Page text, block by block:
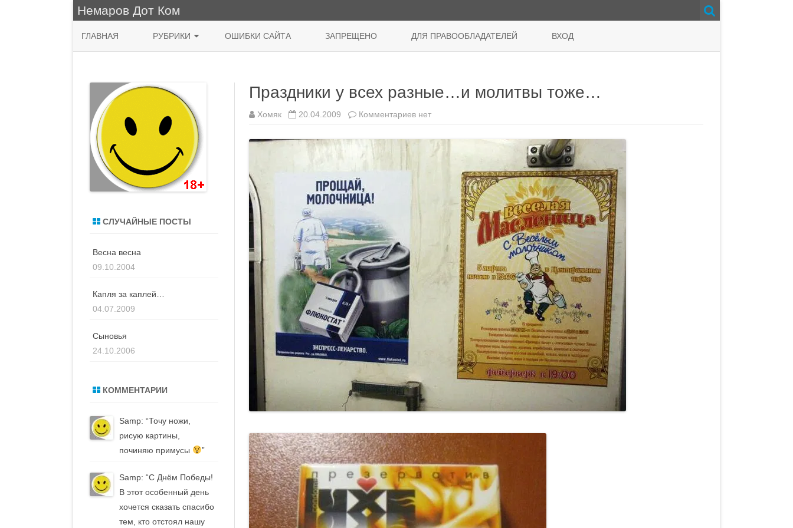
Немаров Дот Ком
содержимому
ГЛАВНАЯ РУБРИКИ
КУХНЯ
ПРИРОДА
ЖИВОПИСЬ
СИСАДМИН
ОШИБКИ САЙТА ЗАПРЕЩЕНО ДЛЯ ПРАВООБЛАДАТЕЛЕЙ ВХОД
Праздники у всех разные…и молитвы тоже…
Хомяк 20.04.2009 Комментариевк
у
разные…
нет
СЛУЧАЙНЫЕ ПОСТЫ
Весна весна
09.10.2004
Капля за каплей…
04.07.2009
Сыновья
24.10.2006
КОММЕНТАРИИ
Samp: “Точу ножи,
рисую картины,
починяю примусы
”
Samp: “С Днём Победы!
В этот особенный день
хочется сказать спасибо
тем, кто отстоял нашу